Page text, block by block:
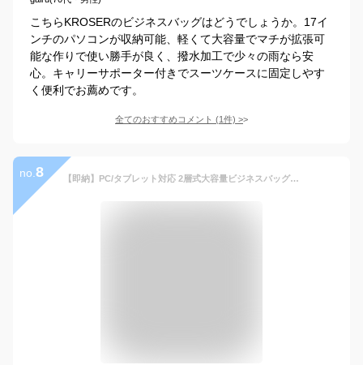
こちらKROSERのビジネスバッグはどうでしょうか。17イ
ンチのパソコンが収納可能、軽くて大容量でマチが拡張可
能な作りで使い勝手が良く、撥水加工で少々の雨なら安
心。キャリーサポーター付きでスーツケースに固定しやす
く便利でお薦めです。
全てのおすすめコメント (1件) >
no. 8 【即納】PC/タブレット対応 2層式大容量ビジネスバッグ Route-B 0418メンズ レディース ビジネスバック ナイロン 軽量 ショルダーベルト付属 シンプル 大きい 出張 一泊二日 B4書類収納可能 プレゼント